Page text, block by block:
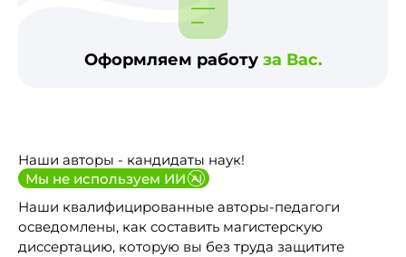
Оформляем работу за Вас.
Наши авторы - кандидаты наук!
Мы не используем ИИ
Наши квалифицированные авторы-педагоги
осведомлены, как составить магистерскую
диссертацию, которую вы без труда защитите